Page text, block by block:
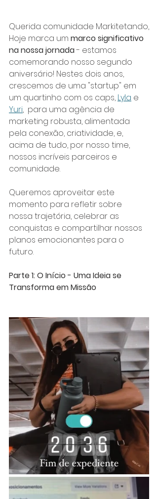
Querida comunidade Markitetando,
Hoje marca um marco significativo
na nossa jornada - estamos
comemorando nosso segundo
aniversário! Nestes dois anos,
crescemos de uma "startup" em
um quartinho com os caps, Lyla e
Yuri,  para uma agência de
marketing robusta, alimentada
pela conexão, criatividade, e,
acima de tudo, por nosso time,
nossos incríveis parceiros e
comunidade.
Queremos aproveitar este
momento para refletir sobre
nossa trajetória, celebrar as
conquistas e compartilhar nossos
planos emocionantes para o
futuro.
Parte 1: O Início - Uma Ideia se
Transforma em Missão